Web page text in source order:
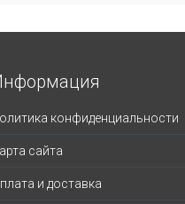
конфиденциальности
сайта
и доставка